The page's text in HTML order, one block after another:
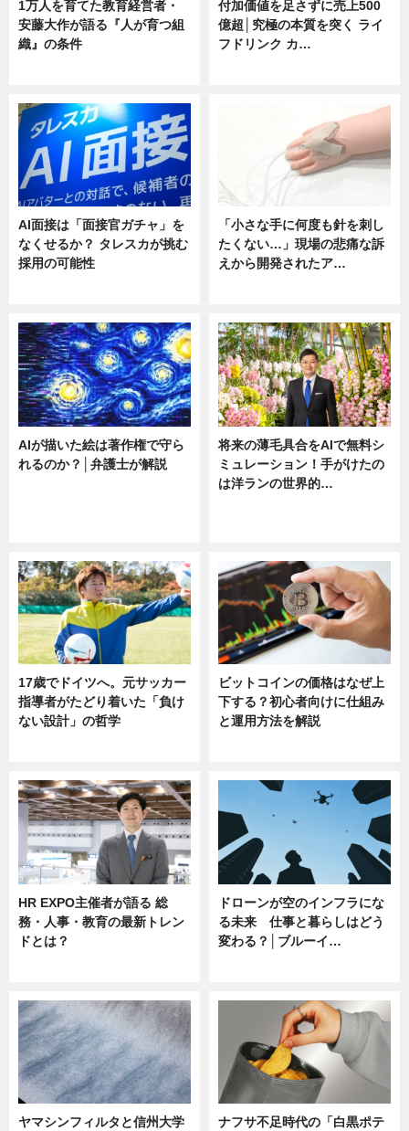
1万人を育てた教育経営者・
安藤大作が語る『人が育つ組
織』の条件
付加価値を足さずに売上500
億超│究極の本質を突く ライ
フドリンク カ…
AI面接は「面接官ガチャ」を
なくせるか？ タレスカが挑む
採用の可能性
「小さな手に何度も針を刺し
たくない…」現場の悲痛な訴
えから開発されたア…
AIが描いた絵は著作権で守ら
れるのか？│弁護士が解説
将来の薄毛具合をAIで無料シ
ミュレーション！手がけたの
は洋ランの世界的…
17歳でドイツへ。元サッカー
指導者がたどり着いた「負け
ない設計」の哲学
ビットコインの価格はなぜ上
下する？初心者向けに仕組み
と運用方法を解説
HR EXPO主催者が語る 総
務・人事・教育の最新トレン
ドとは？
ドローンが空のインフラにな
る未来 仕事と暮らしはどう
変わる？│ブルーイ…
ヤマシンフィルタと信州大学 ナフサ不足時代の「白黒ポテ